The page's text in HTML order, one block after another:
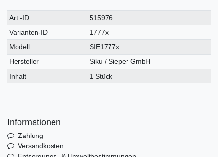
Technisches
Merkmal
Wert
Art.-ID
515976
Varianten-ID
1777x
Modell
SIE1777x
Hersteller
Siku / Sieper GmbH
Inhalt
1 Stück
Informationen
Zahlung
Versandkosten